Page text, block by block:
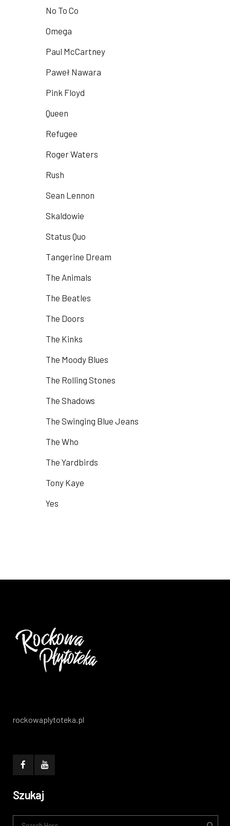
No To Co
Omega
Paul McCartney
Paweł Nawara
Pink Floyd
Queen
Refugee
Roger Waters
Rush
Sean Lennon
Skaldowie
Status Quo
Tangerine Dream
The Animals
The Beatles
The Doors
The Kinks
The Moody Blues
The Rolling Stones
The Shadows
The Swinging Blue Jeans
The Who
The Yardbirds
Tony Kaye
Yes
rockowaplytoteka.pl
Szukaj